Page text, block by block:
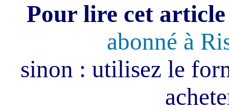
Pour lire cet
abonné à
sinon : utilisez le